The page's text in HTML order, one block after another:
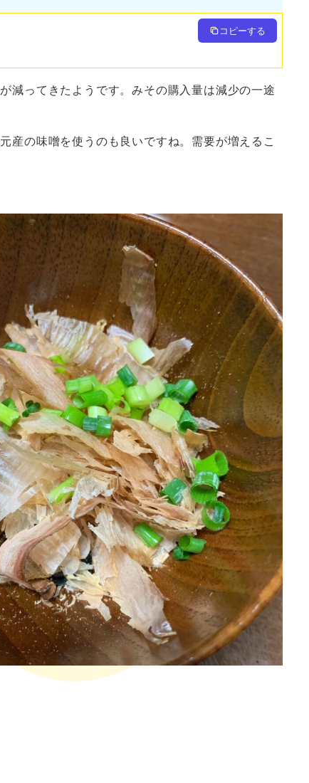
コピーする
減ってきたようです。みその購入量は減少の一途
産の味噌を使うのも良いですね。需要が増えるこ